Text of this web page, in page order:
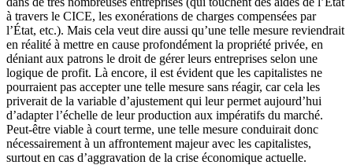
à travers le CICE, les exonérations de charges compensées par
l’État, etc.). Mais cela veut dire aussi qu’une telle mesure reviendrait
en réalité à mettre en cause profondément la propriété privée, en
déniant aux patrons le droit de gérer leurs entreprises selon une
logique de profit. Là encore, il est évident que les capitalistes ne
pourraient pas accepter une telle mesure sans réagir, car cela les
priverait de la variable d’ajustement qui leur permet aujourd’hui
d’adapter l’échelle de leur production aux impératifs du marché.
Peut-être viable à court terme, une telle mesure conduirait donc
nécessairement à un affrontement majeur avec les capitalistes,
surtout en cas d’aggravation de la crise économique actuelle.